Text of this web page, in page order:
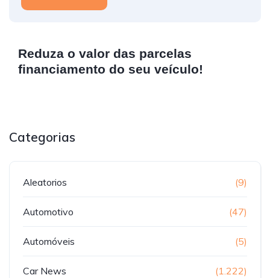
Reduza o valor das parcelas
financiamento do seu veículo!
Categorias
Aleatorios (9)
Automotivo (47)
Automóveis (5)
Car News (1.222)